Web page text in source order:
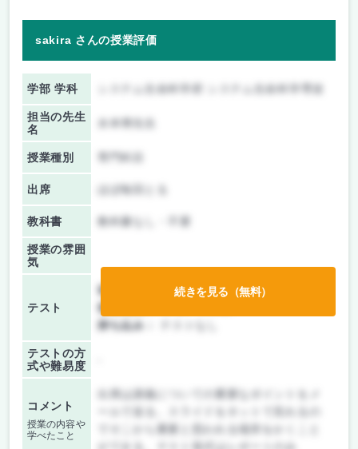
sakira さんの授業評価
学部 学科 システム生命科学府 システム生命科学専攻
担当の先生
名
授業種別
出席 ほぼ毎回とる
教科書 教科書なし・不要
授業の雰囲
気
テスト
前期/中間：
レポートのみ
後期/期末：
持ち込み：
テストの方
式や難易度
コメント
授業の内容や
学べたこと
出席は講義についての重要なポイントをメ
続きを見る（無料）